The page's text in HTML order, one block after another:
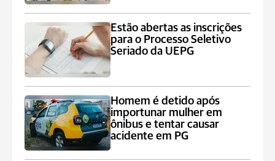
Estão abertas as inscrições
para o Processo Seletivo
Seriado da UEPG
Homem é detido após
importunar mulher em
ônibus e tentar causar
acidente em PG